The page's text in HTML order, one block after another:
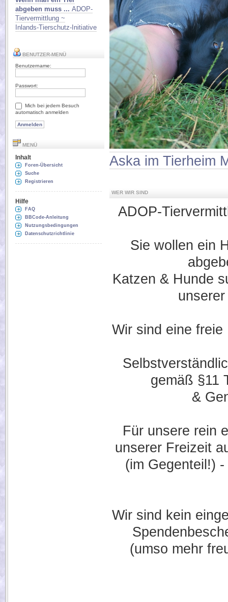
abgeben muss ... ADOP-
Tiervermittlung ~
Inlands-Tierschutz-Initiative
BENUTZER-MENÜ
Benutzername:
Passwort:
Mich bei jedem Besuch
automatisch anmelden
MENÜ
Inhalt
Foren-Übersicht
Suche
Registrieren
Hilfe
FAQ
BBCode-Anleitung
Nutzungsbedingungen
Datenschutzrichtlinie
Aska im Tierheim
WER WIR SIND
ADOP-
Sie wollen ein
Katzen & Hunde
Wir sind eine
gemäß §11
&
Für unsere rein
unserer Freizeit
(im Gegenteil!)
Wir sind kein
(umso mehr